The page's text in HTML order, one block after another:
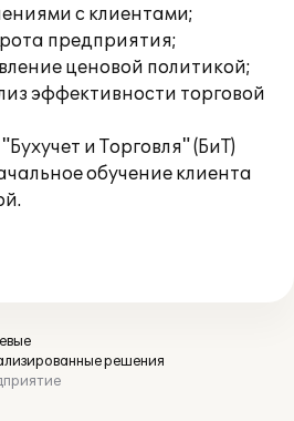
с клиентами;
предприятия;
ценовой политикой;
эффективности торговой
и Торговля" (БиТ)
обучение клиента
решения